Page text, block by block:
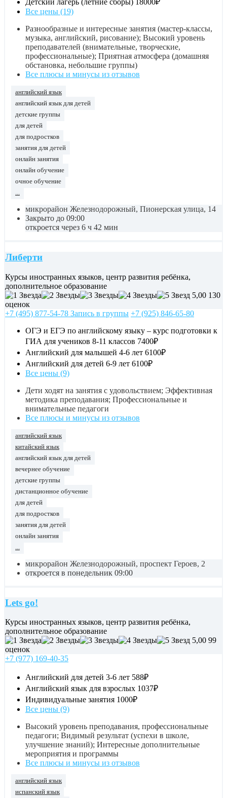
Детский лагерь (летние сборы)
18000₽
Все цены (19)
Разнообразные и интересные занятия (мастер-классы,
музыка, английский, рисование); Высокий уровень
преподавателей (внимательные, творческие,
профессиональные); Приятная атмосфера (домашняя
обстановка, небольшие группы)
Все плюсы и минусы из отзывов
английский язык
английский язык для детей
детские группы
для детей
для подростков
занятия для детей
онлайн занятия
онлайн обучение
очное обучение
...
микрорайон Железнодорожный, Пионерская улица, 14
Закрыто до 09:00
откроется через 6 ч 42 мин
Либерти
Курсы иностранных языков, центр развития ребёнка,
дополнительное образование
5,00 130
оценок
+7 (495) 877-54-78 Запись в группы +7 (925) 846-65-80
ОГЭ и ЕГЭ по английскому языку – курс подготовки к
ГИА для учеников 8-11 классов 7400₽
Английский для малышей 4-6 лет 6100₽
Английский для детей 6-9 лет 6100₽
Все цены (9)
Дети ходят на занятия с удовольствием; Эффективная
методика преподавания; Профессиональные и
внимательные педагоги
Все плюсы и минусы из отзывов
английский язык
китайский язык
английский язык для детей
вечернее обучение
детские группы
дистанционное обучение
для детей
для подростков
занятия для детей
онлайн занятия
микрорайон Железнодорожный, проспект Героев, 2
откроется в понедельник 09:00
Lets go!
Курсы иностранных языков, центр развития ребёнка,
дополнительное образование
5,00 99
оценок
+7 (977) 169-40-35
Английский для детей 3-6 лет 588₽
Английский язык для взрослых 1037₽
Индивидуальные занятия 1000₽
Все цены (9)
Высокий уровень преподавания, профессиональные
педагоги; Видимый результат (успехи в школе,
улучшение знаний); Интересные дополнительные
мероприятия и программы
Все плюсы и минусы из отзывов
английский язык
испанский язык